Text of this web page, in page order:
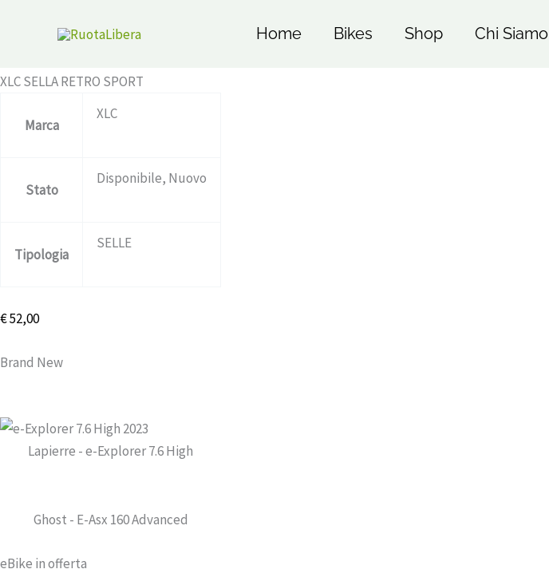
Home Bikes Shop Chi Siamo
XLC SELLA RETRO SPORT
Marca
XLC
Stato
Disponibile, Nuovo
Tipologia
SELLE
€52,00
Brand New
Lapierre - e-Explorer 7.6 High
Ghost - E-Asx 160 Advanced
eBike in offerta